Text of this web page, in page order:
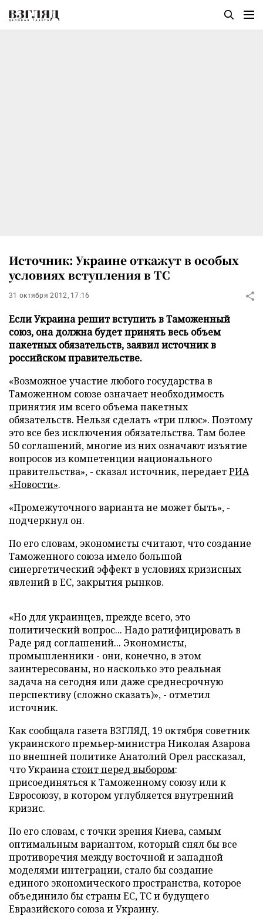
Источник: Украине откажут в особых
условиях вступления в ТС
31 октября 2012, 17:16
Если Украина решит вступить в Таможенный
союз, она должна будет принять весь объем
пакетных обязательств, заявил источник в
российском правительстве.
«Возможное участие любого государства в
Таможенном союзе означает необходимость
принятия им всего объема пакетных
обязательств. Нельзя сделать «три плюс». Поэтому
это все без исключения обязательства. Там более
50 соглашений, многие из них означают изъятие
вопросов из компетенции национального
правительства», - сказал источник, передаетРИА
«Новости».
«Промежуточного варианта не может быть», -
подчеркнул он.
По его словам, экономисты считают, что создание
Таможенного союза имело большой
синергетический эффект в условиях кризисных
явлений в ЕС, закрытия рынков.
«Но для украинцев, прежде всего, это
политический вопрос... Надо ратифицировать в
Раде ряд соглашений... Экономисты,
промышленники - они, конечно, в этом
заинтересованы, но насколько это реальная
задача на сегодня или даже среднесрочную
перспективу (сложно сказать)», - отметил
источник.
Как сообщала газета ВЗГЛЯД, 19 октября советник
украинского премьер-министра Николая Азарова
по внешней политике Анатолий Орел рассказал,
что Украина стоит перед выбором:
присоединяться к Таможенному союзу или к
Евросоюзу, в котором углубляется внутренний
кризис.
По его словам, с точки зрения Киева, самым
оптимальным вариантом, который снял бы все
противоречия между восточной и западной
моделями интеграции, стало бы создание
единого экономического пространства, которое
объединило бы страны ЕС, ТС и будущего
Евразийского союза и Украину.